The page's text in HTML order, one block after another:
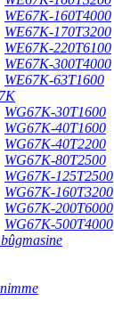
WE67K-160T4000
WE67K-170T3200
WE67K-220T6100
WE67K-300T4000
WE67K-63T1600
WG67K-30T1600
WG67K-40T1600
WG67K-40T2200
WG67K-80T2500
WG67K-125T2500
WG67K-160T3200
WG67K-200T6000
WG67K-500T4000